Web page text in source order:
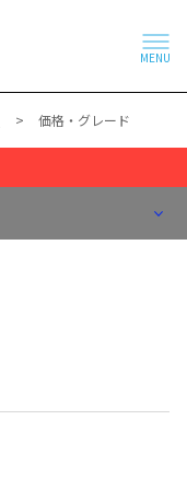
MENU
価格・グレード